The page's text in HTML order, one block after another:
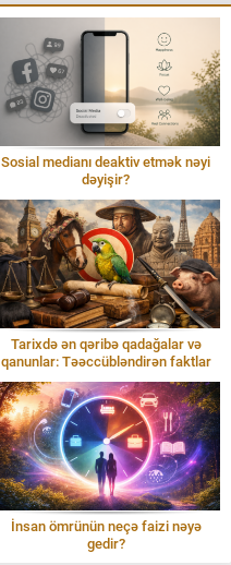
Sosial medianı deaktiv etmək nəyi
dəyişir?
Tarixdə ən qəribə qadağalar və
qanunlar: Təəccübləndirən faktlar
İnsan ömrünün neçə faizi nəyə
gedir?